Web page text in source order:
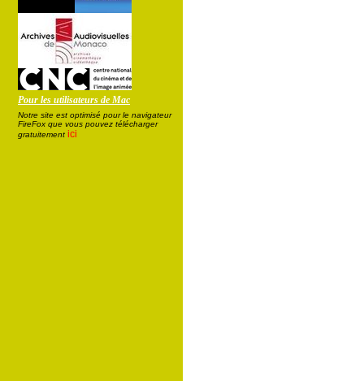
Pour les utilisateurs de Mac
Notre site est optimisé pour le navigateur
FireFox que vous pouvez télécharger
gratuitement ici